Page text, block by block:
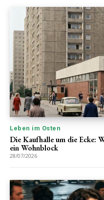
Leben im Osten
Die Kaufhalle um die Ecke:
ein Wohnblock
28/07/2026